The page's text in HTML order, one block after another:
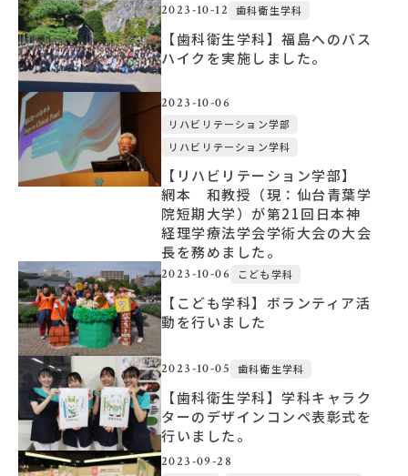
2023-10-12 歯科衛生学科
【歯科衛生学科】福島へのバス
ハイクを実施しました。
2023-10-06
リハビリテーション学部
リハビリテーション学科
【リハビリテーション学部】
網本 和教授（現：仙台青葉学
院短期大学）が第21回日本神
経理学療法学会学術大会の大会
長を務めました。
2023-10-06 こども学科
【こども学科】ボランティア活
動を行いました
2023-10-05 歯科衛生学科
【歯科衛生学科】学科キャラク
ターのデザインコンペ表彰式を
行いました。
2023-09-28